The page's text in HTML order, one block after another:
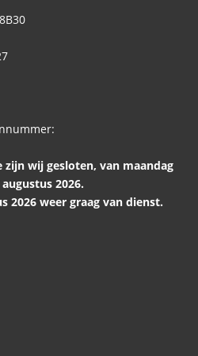
wij gesloten, van maandag
2026.
2026 weer graag van dienst.